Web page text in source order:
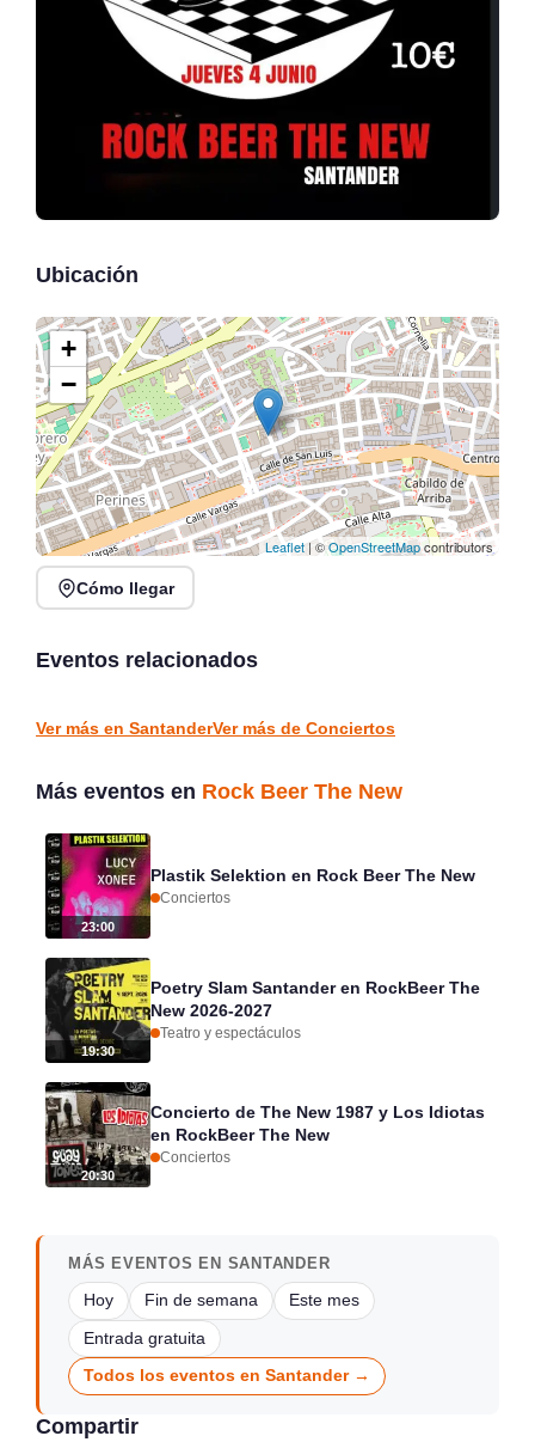
Ubicación
+
−
Leaflet| ©OpenStreetMapcontributors
Cómo llegar
Eventos relacionados
Verano Mix Fiesta de
Santander
Ver más en SantanderVer más de Conciertos
Más eventos en Rock Beer The New
23:00
Plastik Selektion en Rock Beer The New
Conciertos
19:30
Poetry Slam Santander en RockBeer The
New 2026-2027
Teatro y espectáculos
20:30
Concierto de The New 1987 y Los Idiotas
en RockBeer The New
Conciertos
MÁS EVENTOS EN SANTANDER
Hoy Fin de semana Este mes
Entrada gratuita
Todos los eventos en Santander →
Compartir